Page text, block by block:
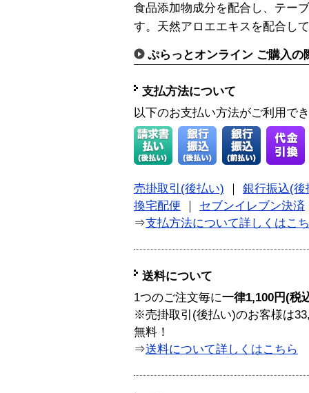
食品添加物成分を配合し、テー
す。天然アロエエキスを配合し
ぷらっとオンライン ご購入の
支払方法について
以下のお支払い方法がご利用で
売掛取引(後払い)
銀行振込(後
換宅配便
セブンイレブン決済
⇒支払方法について詳しくはこ
送料について
1つのご注文毎に一律1,100円(税
※売掛取引(後払い)のお客様は
無料！
⇒送料について詳しくはこちら